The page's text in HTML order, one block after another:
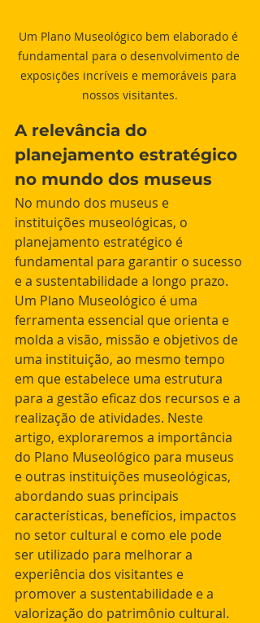
Um Plano Museológico bem elaborado é
fundamental para o desenvolvimento de
exposições incríveis e memoráveis para
nossos visitantes.
A relevância do
planejamento estratégico
no mundo dos museus
No mundo dos museus e
instituições museológicas, o
planejamento estratégico é
fundamental para garantir o sucesso
e a sustentabilidade a longo prazo.
Um Plano Museológico é uma
ferramenta essencial que orienta e
molda a visão, missão e objetivos de
uma instituição, ao mesmo tempo
em que estabelece uma estrutura
para a gestão eficaz dos recursos e a
realização de atividades. Neste
artigo, exploraremos a importância
do Plano Museológico para museus
e outras instituições museológicas,
abordando suas principais
características, benefícios, impactos
no setor cultural e como ele pode
ser utilizado para melhorar a
experiência dos visitantes e
promover a sustentabilidade e a
valorização do patrimônio cultural.